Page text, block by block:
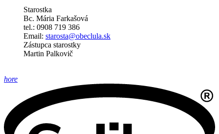
Starostka
Bc. Mária Farkašová
tel.: 0908 719 386
Email: starosta@obeclula.sk
Zástupca starostky
Martin Palkovič
hore